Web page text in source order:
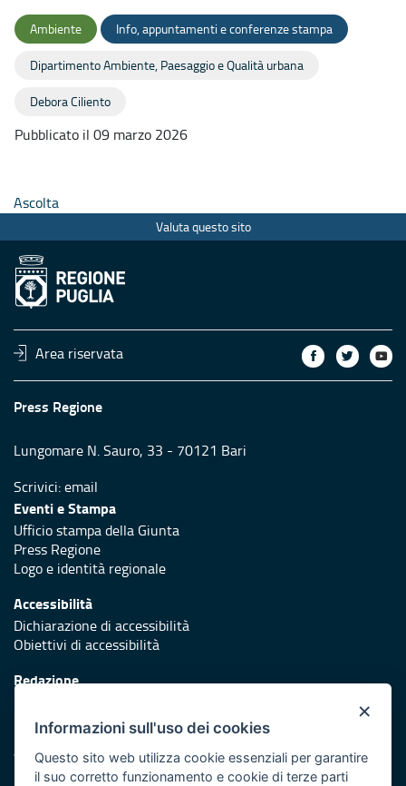
Ambiente Info, appuntamenti e conferenze stampa
Dipartimento Ambiente, Paesaggio e Qualità urbana
Debora Ciliento
Pubblicato il 09 marzo 2026
Ascolta
Valuta questo sito
Area riservata
Press Regione
Lungomare N. Sauro, 33 - 70121 Bari
Scrivici:email
Eventi e Stampa
Ufficio stampa della Giunta
Press Regione
Logo e identità regionale
Accessibilità
Dichiarazione di accessibilità
Obiettivi di accessibilità
Redazione
Protezione civile
Vai al sito di Protezione Civile Puglia
×
Informazioni sull'uso dei cookies
Questo sito web utilizza cookie essenziali per garantire
il suo corretto funzionamento e cookie di terze parti